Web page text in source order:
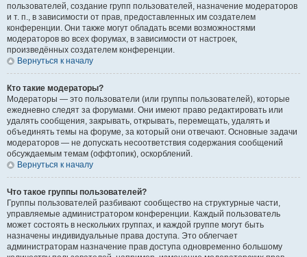
пользователей, создание групп пользователей, назначение модераторов
и т. п., в зависимости от прав, предоставленных им создателем
конференции. Они также могут обладать всеми возможностями
модераторов во всех форумах, в зависимости от настроек,
произведённых создателем конференции.
Вернуться к началу
Кто такие модераторы?
Модераторы — это пользователи (или группы пользователей), которые
ежедневно следят за форумами. Они имеют право редактировать или
удалять сообщения, закрывать, открывать, перемещать, удалять и
объединять темы на форуме, за который они отвечают. Основные задачи
модераторов — не допускать несоответствия содержания сообщений
обсуждаемым темам (оффтопик), оскорблений.
Вернуться к началу
Что такое группы пользователей?
Группы пользователей разбивают сообщество на структурные части,
управляемые администратором конференции. Каждый пользователь
может состоять в нескольких группах, и каждой группе могут быть
назначены индивидуальные права доступа. Это облегчает
администраторам назначение прав доступа одновременно большому